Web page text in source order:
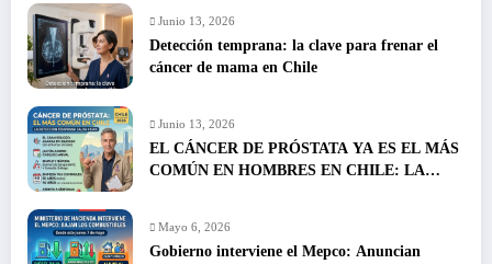
Junio 13, 2026
Detección temprana: la clave para frenar el
cáncer de mama en Chile
Junio 13, 2026
EL CÁNCER DE PRÓSTATA YA ES EL MÁS
COMÚN EN HOMBRES EN CHILE: LA
Mayo 6, 2026
Gobierno interviene el Mepco: Anuncian